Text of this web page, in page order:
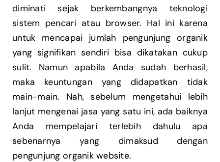
diminati sejak berkembangnya teknologi
sistem pencari atau browser. Hal ini karena
untuk mencapai jumlah pengunjung organik
yang signifikan sendiri bisa dikatakan cukup
sulit. Namun apabila Anda sudah berhasil,
maka keuntungan yang didapatkan tidak
main-main. Nah, sebelum mengetahui lebih
lanjut mengenai jasa yang satu ini, ada baiknya
Anda mempelajari terlebih dahulu apa
sebenarnya yang dimaksud dengan
pengunjung organik website.